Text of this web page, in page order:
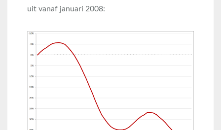
uit vanaf januari 2008: